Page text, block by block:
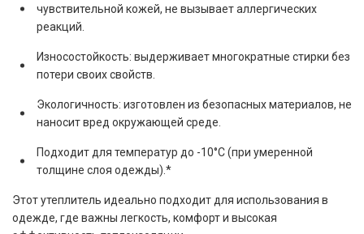
чувствительной кожей, не вызывает аллергических
реакций.
Износостойкость: выдерживает многократные стирки без
потери своих свойств.
Экологичность: изготовлен из безопасных материалов, не
наносит вред окружающей среде.
Подходит для температур до -10°C (при умеренной
толщине слоя одежды).*
Этот утеплитель идеально подходит для использования в
одежде, где важны легкость, комфорт и высокая